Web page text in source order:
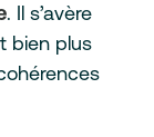
. Il s’avère
bien plus